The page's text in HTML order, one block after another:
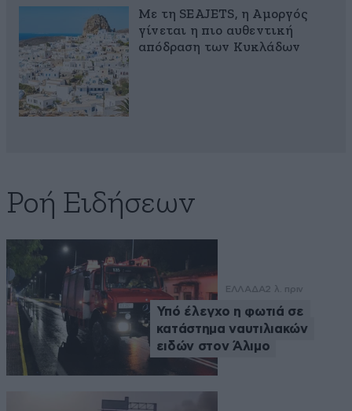
Με τη SEAJETS, η Αμοργός
γίνεται η πιο αυθεντική
απόδραση των Κυκλάδων
Ροή Ειδήσεων
ΕΛΛΑΔΑ2 λ. πριν
Υπό έλεγχο η φωτιά σε
κατάστημα ναυτιλιακών
ειδών στον Άλιμο